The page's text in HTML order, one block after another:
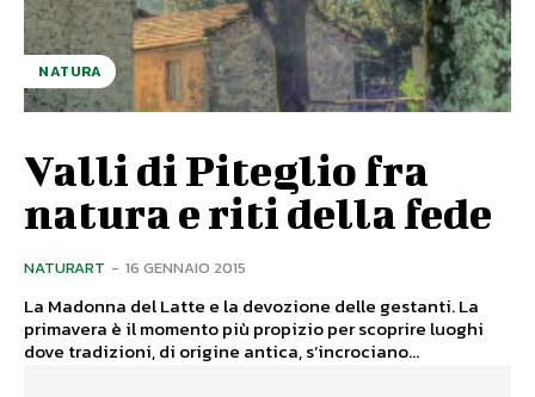
NATURA
Valli di Piteglio fra
natura e riti della fede
NATURART - 16 GENNAIO 2015
La Madonna del Latte e la devozione delle gestanti. La
primavera è il momento più propizio per scoprire luoghi
dove tradizioni, di origine antica, s’incrociano...